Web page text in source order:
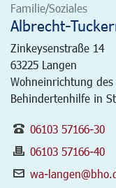
Familie/Soziales
Albrecht-
Zinkeysenstraße 14
63225 Langen
Wohneinrichtung
Behindertenhilfe in
06103 57166-30
06103 57166-40
wa-